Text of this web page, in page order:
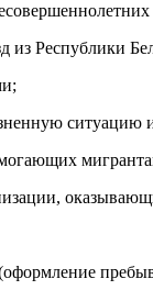
из Республики
ситуацию